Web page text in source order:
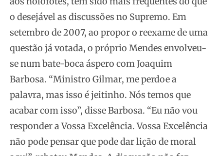
o desejável as discussões no Supremo. Em
setembro de 2007, ao propor o reexame de uma
questão já votada, o próprio Mendes envolveu-
se num bate-boca áspero com Joaquim
Barbosa. “Ministro Gilmar, me perdoe a
palavra, mas isso é jeitinho. Nós temos que
acabar com isso”, disse Barbosa. “Eu não vou
responder a Vossa Excelência. Vossa Excelência
não pode pensar que pode dar lição de moral